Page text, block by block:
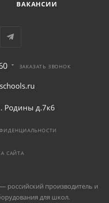
ВАКАНСИИ
ЗАКАЗАТЬ ЗВОНОК
Родины д.7к6
САЙТА
российский производитель и
для школ.